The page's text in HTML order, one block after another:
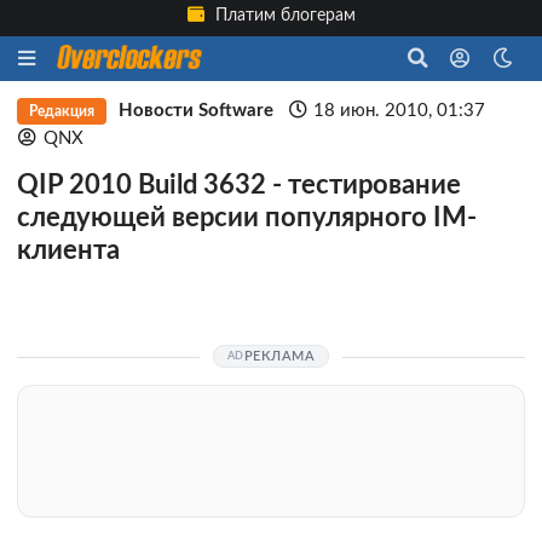
Платим блогерам
Редакция Новости Software
18 июн. 2010, 01:37
QNX
QIP 2010 Build 3632 - тестирование
следующей версии популярного IM-
клиента
РЕКЛАМА